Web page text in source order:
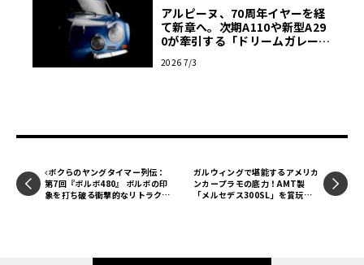
アルピーヌ、70周年イヤーを経
て新章へ。次期A110や新型A29
0が牽引する「ドリームガレー
2026 7/3
ボクらのヤングタイマー列伝：
第7回『ボルボ480』 ボルボの印
象を打ち破る衝撃的なリトラクタ
ガルウィングで堪能するアメリカ
ンカープラモの底力！AMT製
「メルセデス300SL」を賞玩し